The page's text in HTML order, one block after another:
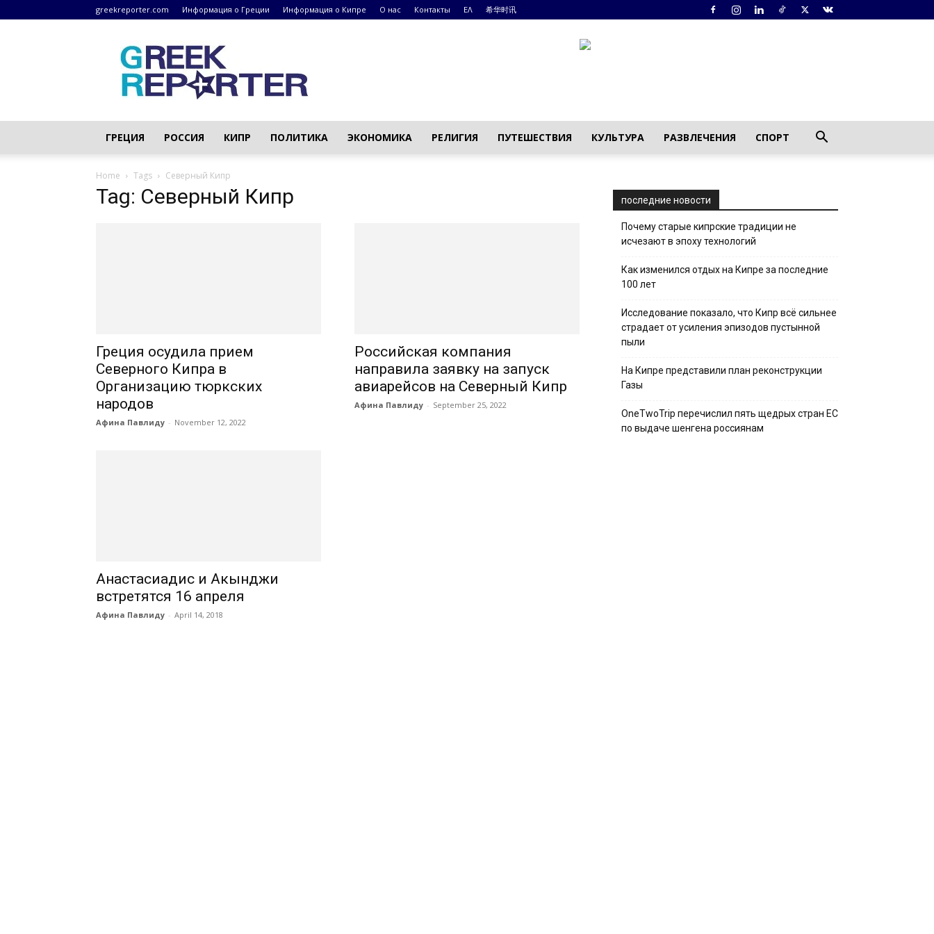
greekreporter.com Информация о Греции Информация о Кипре О нас Контакты ΕΛ 希华时讯
Греческие
новости
–
greekreporter.com
ГРЕЦИЯ РОССИЯ КИПР ПОЛИТИКА ЭКОНОМИКА РЕЛИГИЯ ПУТЕШЕСТВИЯ КУЛЬТУРА РАЗВЛЕЧЕНИЯ СПОРТ
Home Tags Северный Кипр
Tag: Северный Кипр
Греция осудила прием
Северного Кипра в
Организацию тюркских
народов
Афина Павлиду - November 12, 2022
Российская компания
направила заявку на запуск
авиарейсов на Северный Кипр
Афина Павлиду - September 25, 2022
Анастасиадис и Акынджи
встретятся 16 апреля
Афина Павлиду - April 14, 2018
последние новости
Почему старые кипрские традиции не
исчезают в эпоху технологий
Как изменился отдых на Кипре за последние
100 лет
Исследование показало, что Кипр всё сильнее
страдает от усиления эпизодов пустынной
пыли
На Кипре представили план реконструкции
Газы
OneTwoTrip перечислил пять щедрых стран ЕС
по выдаче шенгена россиянам